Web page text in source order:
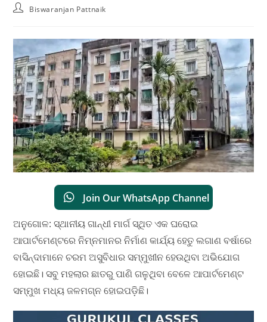
Biswaranjan Pattnaik
Join Our WhatsApp Channel
ଅନୁଗୋଳ: ସ୍ଥାନୀୟ ଗାନ୍ଧୀ ମାର୍ଗ ସ୍ଥିତ ଏକ ଘରୋଇ
ଆପାର୍ଟମେଣ୍ଟରେ ନିମ୍ନମାନର ନିର୍ମାଣ କାର୍ଯ୍ୟ ହେତୁ ଲଗାଣ ବର୍ଷାରେ
ବାସିନ୍ଦାମାନେ ଚରମ ଅସୁବିଧାର ସମ୍ମୁଖୀନ ହେଉଥିବା ଅଭିଯୋଗ
ହୋଇଛି। ସବୁ ମହଲାର ଛାତରୁ ପାଣି ଗଳୁଥିବା ବେଳେ ଆପାର୍ଟମେଣ୍ଟ
ସମ୍ମୁଖ ମଧ୍ୟ ଜଳମଗ୍ନ ହୋଇପଡ଼ିଛି।